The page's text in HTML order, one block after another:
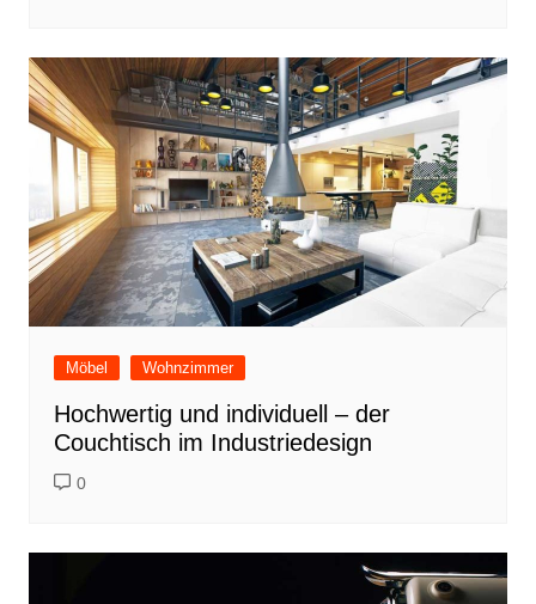
Möbel Wohnzimmer
Hochwertig und individuell – der
Couchtisch im Industriedesign
0